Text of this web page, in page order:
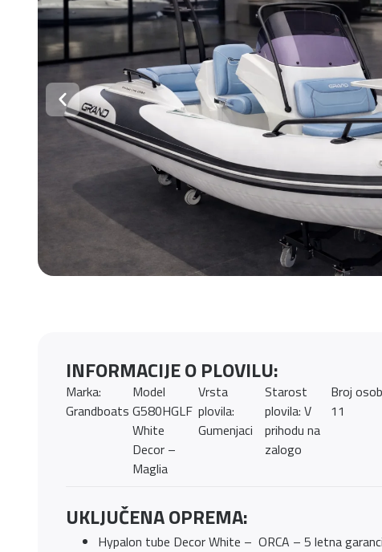
INFORMACIJE O PLOVILU:
Marka:
Grandboats
Model
G580HGLF
White
Decor –
Maglia
Vrsta
plovila:
Gumenjaci
Starost
plovila: V
prihodu na
zalogo
Broj
11
UKLJUČENA OPREMA:
Hypalon tube Decor White – ORCA – 5 letna